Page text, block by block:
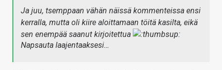
Ja juu, tsemppaan vähän näissä kommenteissa ensi
kerralla, mutta oli kiire aloittamaan töitä kasilta, eikä
sen enempää saanut kirjoitettua
Napsauta laajentaaksesi…